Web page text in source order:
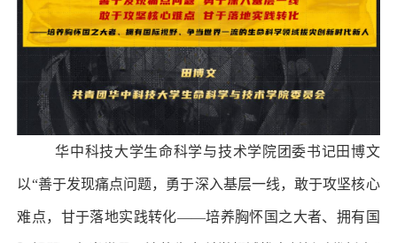
华中科技大学生命科学与技术学院团委书记田博文
以“善于发现痛点问题，勇于深入基层一线，敢于攻坚核心
难点，甘于落地实践转化——培养胸怀国之大者、拥有国